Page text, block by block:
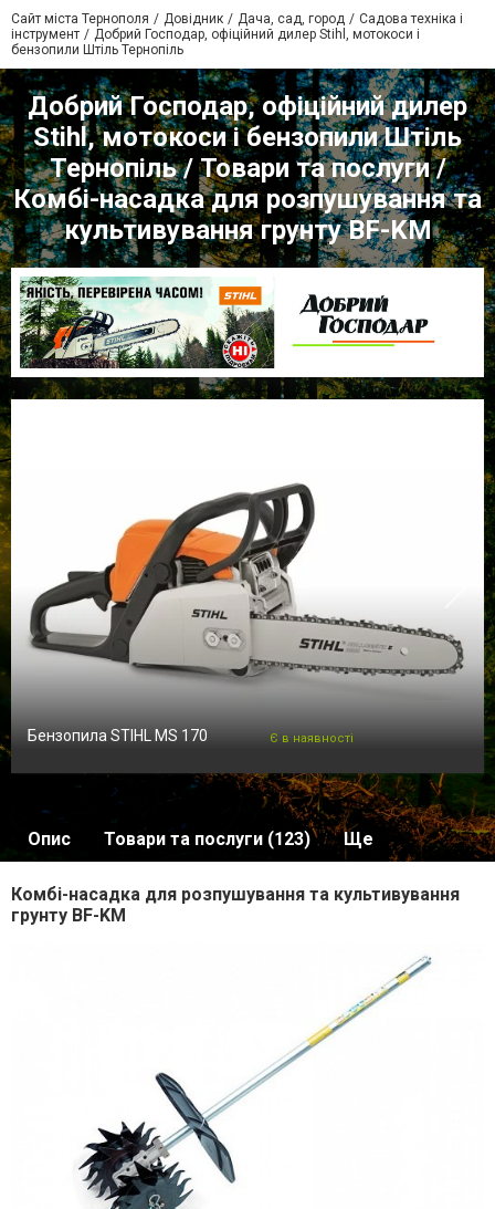
Сайт міста Тернополя Довідник Дача, сад, город
Садова техніка і
інструмент
Добрий Господар, офіційний дилер Stihl, мотокоси і
бензопили Штіль Тернопіль
Добрий Господар, офіційний дилер
Stihl, мотокоси і бензопили Штіль
Тернопіль / Товари та послуги /
Комбі-насадка для розпушування та
культивування грунту BF-KM
Бензопила STIHL MS 170 Є в наявності
Опис Товари та послуги (123) Ще
Комбі-насадка для розпушування та культивування
грунту BF-KM